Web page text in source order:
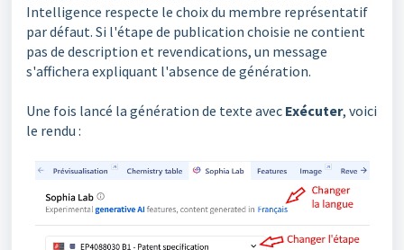
Intelligence respecte le choix du membre représentatif
par défaut. Si l'étape de publication choisie ne contient
pas de description et revendications, un message
s'affichera expliquant l'absence de génération.
Une fois lancé la génération de texte avec Exécuter, voici
le rendu :